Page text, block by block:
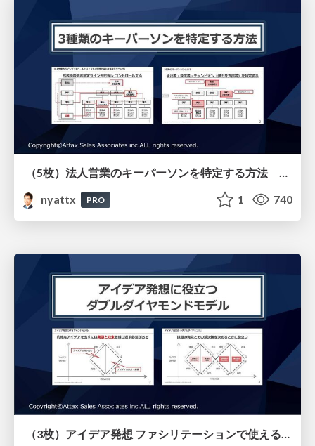
nyattx
PRO 1 740
（3枚）アイデア発想 ファシリテーションで使えるダブルダイヤモンド